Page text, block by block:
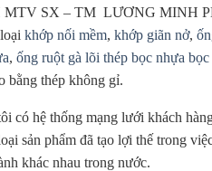
MTV SX – TM LƯƠNG MINH
khớp nối mềm, khớp giãn nở,
, ống ruột gà lõi thép bọc nhựa
bằng thép không gỉ.
có hệ thống mạng lưới khách
sản phẩm đã tạo lợi thế trong
khác nhau trong nước.